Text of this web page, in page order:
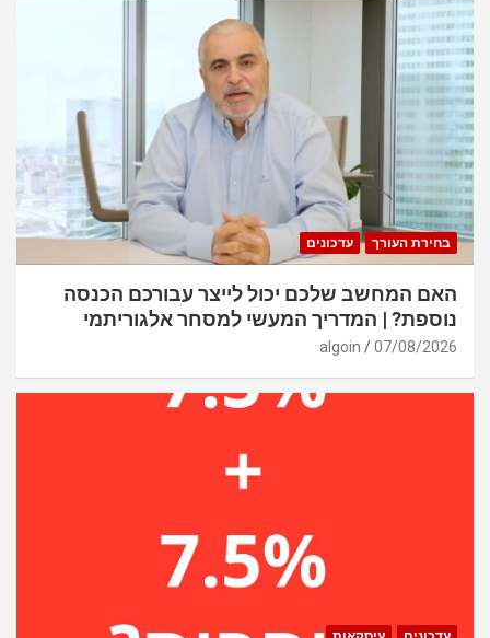
בחירת העורך עדכונים
האם המחשב שלכם יכול לייצר עבורכם הכנסה
נוספת? | המדריך המעשי למסחר אלגוריתמי
07/08/2026
algoin